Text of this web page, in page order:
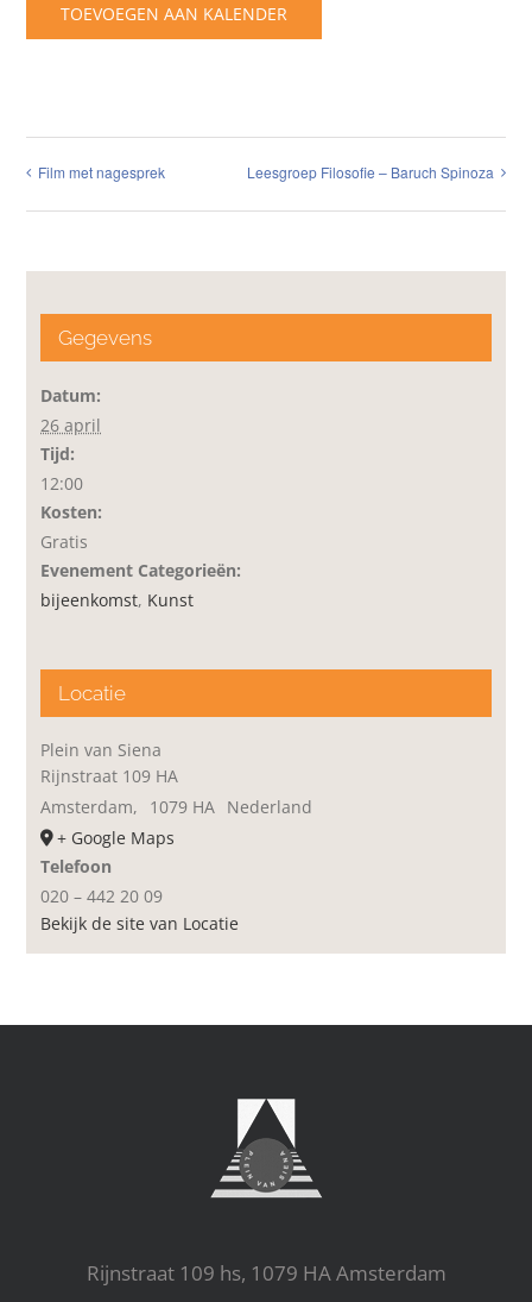
TOEVOEGEN AAN KALENDER
Film met nagesprek Leesgroep Filosofie – Baruch Spinoza
Gegevens
Datum:
26 april
Tijd:
12:00
Kosten:
Gratis
Evenement Categorieën:
bijeenkomst, Kunst
Locatie
Plein van Siena
Rijnstraat 109 HA
Amsterdam, 1079 HA Nederland
+ Google Maps
Telefoon
020 – 442 20 09
Bekijk de site van Locatie
Rijnstraat 109 hs, 1079 HA Amsterdam